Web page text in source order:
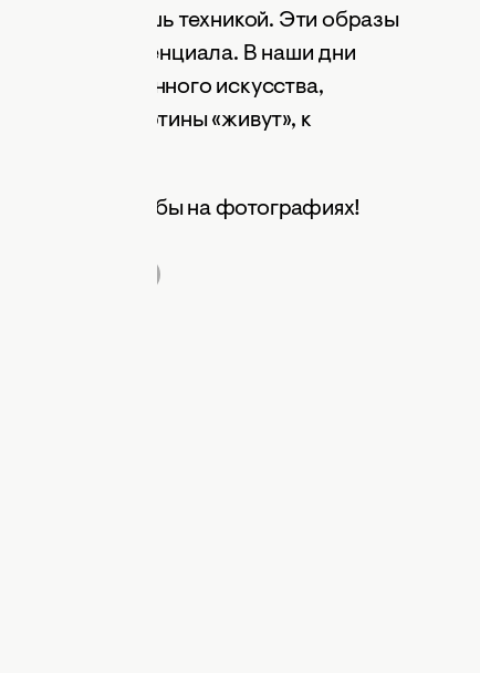
одной лишь техникой. Эти образы
потенциала. В наши дни
современного искусства,
эти картины «живут», к
ими хотя бы на фотографиях!